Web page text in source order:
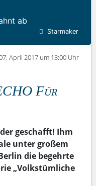
ab
Starmaker
April 2017 um 13:00 Uhr
Für
geschafft! Ihm
unter großem
die begehrte
„Volkstümliche